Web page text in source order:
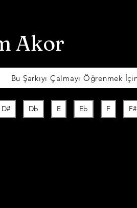
Akor
Bu Şarkıyı Çalmayı Öğrenmek
D# Db E Eb F F#